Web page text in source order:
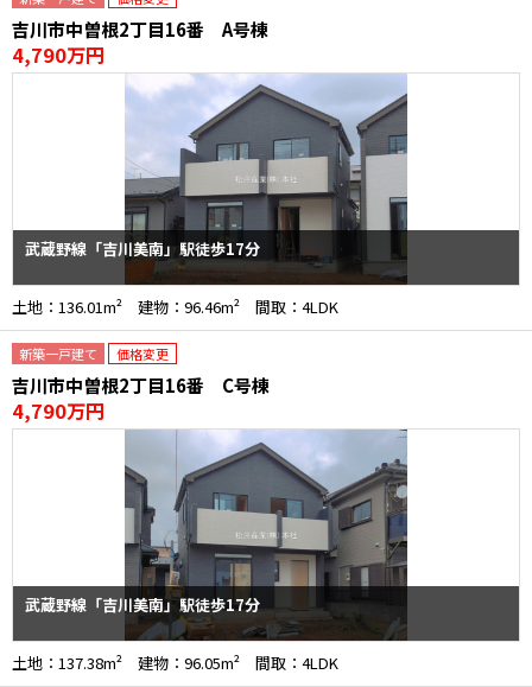
吉川市中曽根2丁目16番 A号棟
4,790万円
武蔵野線「吉川美南」駅徒歩17分
土地：136.01m² 建物：96.46m² 間取：4LDK
新築一戸建て 価格変更
吉川市中曽根2丁目16番 C号棟
4,790万円
武蔵野線「吉川美南」駅徒歩17分
土地：137.38m² 建物：96.05m² 間取：4LDK